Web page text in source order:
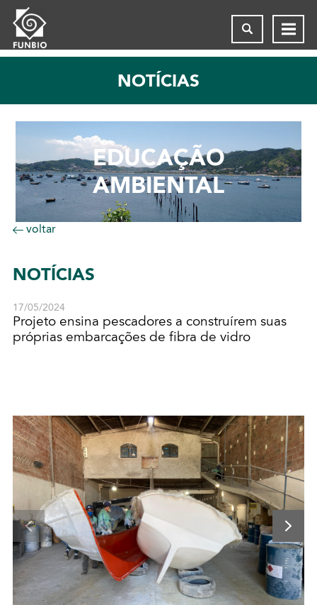
NOTÍCIAS
EDUCAÇÃO
AMBIENTAL
voltar
NOTÍCIAS
17/05/2024
Projeto ensina pescadores a construírem suas
próprias embarcações de fibra de vidro